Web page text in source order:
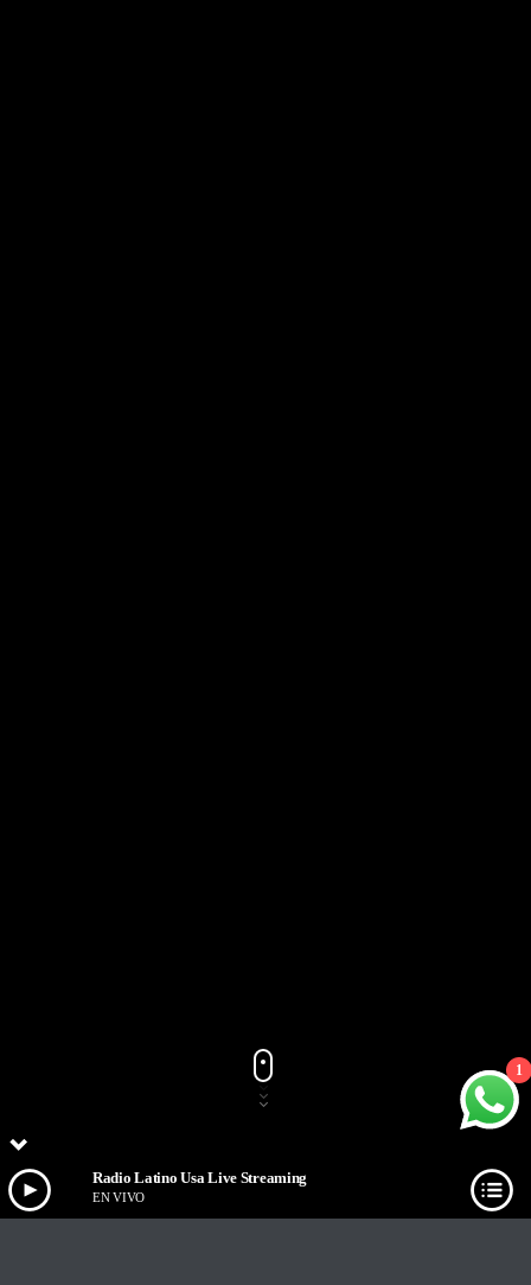
Radio Latino Usa Live Streaming
EN VIVO
1